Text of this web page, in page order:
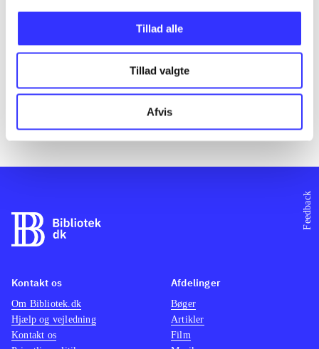
Tillad alle
Tillad valgte
Afvis
Emne
Feedback
Kontakt os
Om Bibliotek.dk
Hjælp og vejledning
Kontakt os
Afdelinger
Bøger
Artikler
Film